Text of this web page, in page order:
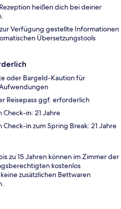
heißen dich bei deiner
Verfügung gestellte Informationen
Übersetzungstools
oder Bargeld-Kaution für
Reisepass ggf. erforderlich
in: 21 Jahre
in zum Spring Break: 21 Jahre
zu 15 Jahren können im Zimmer der
kostenlos
zusätzlichen Bettwaren